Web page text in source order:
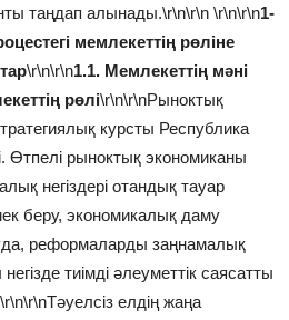
таңдап алынады.\r\n\r\n \r\n\r\n1-
мемлекеттің рөліне
\r\n\r\n1.1. Мемлекеттің мәні
рөлі\r\n\r\nРыноктық
курсты Республика
Өтпелі рыноктық экономиканы
негіздері отандық тауар
беру, экономикалық даму
реформаларды заңнамалық
тиімді әлеуметтік саясатты
елдің жаңа